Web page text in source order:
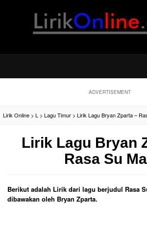
ADVERTISEMENT
Lirik Online > L > Lagu Timur > Lirik Lagu Bryan Zparta –
Lirik Lagu Bryan
Rasa Su
Berikut adalah Lirik dari lagu berjudul Rasa
dibawakan oleh Bryan Zparta.